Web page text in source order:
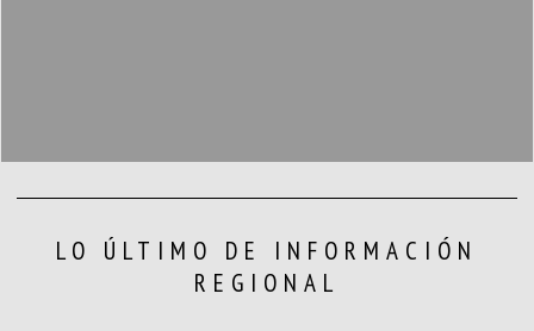
LO ÚLTIMO DE INFORMACIÓN
REGIONAL